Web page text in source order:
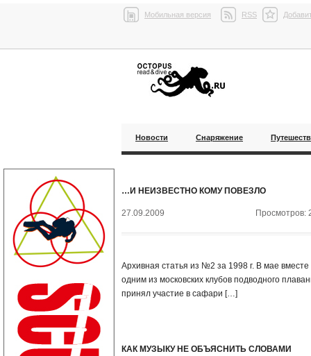
Мобильная версия RSS
Новости Снаряжение
…И НЕИЗВЕСТНО КОМУ ПОВЕЗЛО
27.09.2009 Просмотров:
Архивная статья из №2 за 1998 г. В мае вместе
одним из московских клубов подводного
принял участие в сафари […]
КАК МУЗЫКУ НЕ ОБЪЯСНИТЬ СЛОВАМИ